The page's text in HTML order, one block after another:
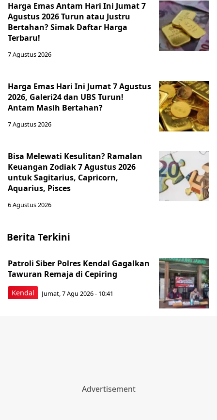
Harga Emas Antam Hari Ini Jumat 7
Agustus 2026 Turun atau Justru
Bertahan? Simak Daftar Harga
Terbaru!
7 Agustus 2026
Harga Emas Hari Ini Jumat 7 Agustus
2026, Galeri24 dan UBS Turun!
Antam Masih Bertahan?
7 Agustus 2026
Bisa Melewati Kesulitan? Ramalan
Keuangan Zodiak 7 Agustus 2026
untuk Sagitarius, Capricorn,
Aquarius, Pisces
6 Agustus 2026
Berita Terkini
Kendal
Patroli Siber Polres Kendal Gagalkan
Tawuran Remaja di Cepiring
Jumat, 7 Agu 2026 - 10:41